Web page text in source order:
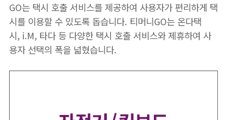
GO는 택시 호출 서비스를 제공하여 사용자가 편리하게 택
시를 이용할 수 있도록 돕습니다. 티머니GO는 온다택
시, i.M, 타다 등 다양한 택시 호출 서비스와 제휴하여 사
용자 선택의 폭을 넓혔습니다.